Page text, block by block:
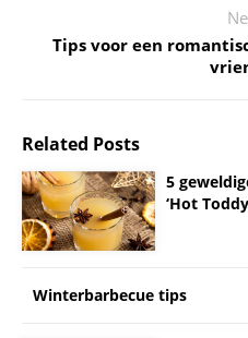
Tips voor een
Related Posts
5
‘Hot
Winterbarbecue tips